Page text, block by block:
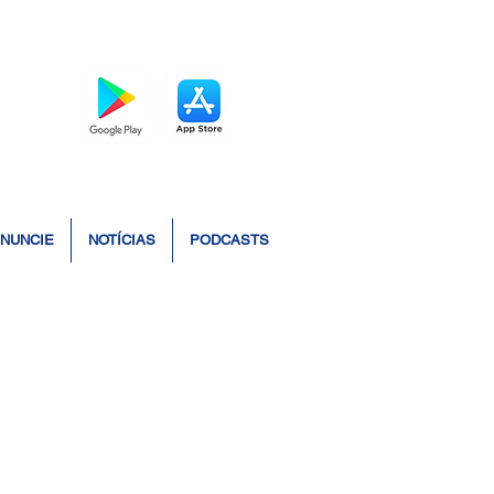
NOTÍCIAS PODCASTS